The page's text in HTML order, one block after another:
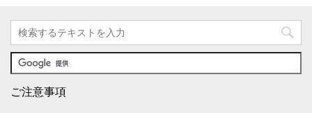
ご注意事項